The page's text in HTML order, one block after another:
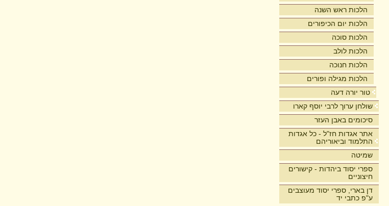
הלכות ראש השנה
הלכות יום הכיפורים
הלכות סוכה
הלכות לולב
הלכות חנוכה
הלכות מגילה ופורים
טור יורה דעה
שולחן ערוך לרבי יוסף קארו
סיכומים באבן העזר
אתר אגדות חז"ל - כל אגדות
התלמוד וביאוריהם
שמיטה
ספרי יסוד ביהדות - קישורים
חיצוניים
דן בארי, ספרי יסוד מעוצבים
ע"פ כתבי יד